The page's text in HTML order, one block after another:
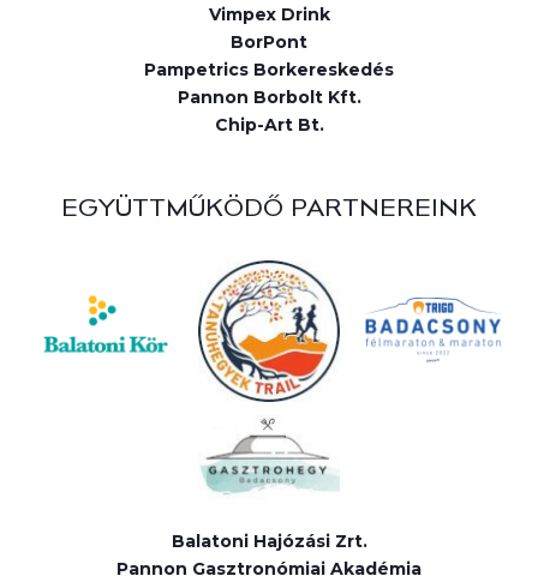
Vimpex Drink
BorPont
Pampetrics Borkereskedés
Pannon Borbolt Kft.
Chip-Art Bt.
EGYÜTTMŰKÖDŐ PARTNEREINK
Balatoni Hajózási Zrt.
Pannon Gasztronómiai Akadémia